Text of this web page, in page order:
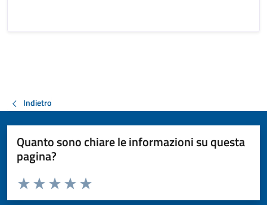
Indietro
Quanto sono chiare le informazioni su questa
pagina?
Valuta da 1 a 5 stelle la pagina
Valuta 5 stelle su 5
Valuta 4 stelle su 5
Valuta 3 stelle su 5
Valuta 2 stelle su 5
Valuta 1 stelle su 5